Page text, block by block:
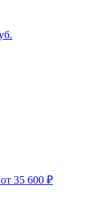
35 600 ₽